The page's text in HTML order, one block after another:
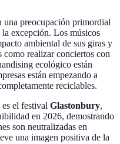
una preocupación primordial
excepción. Los músicos
ambiental de sus giras y
realizar conciertos con
ecológico están
están empezando a
reciclables.
el festival Glastonbury,
en 2026, demostrando
son neutralizadas en
una imagen positiva de la